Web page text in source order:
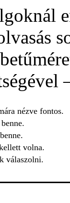
nézve fontos.
volna.
válaszolni.